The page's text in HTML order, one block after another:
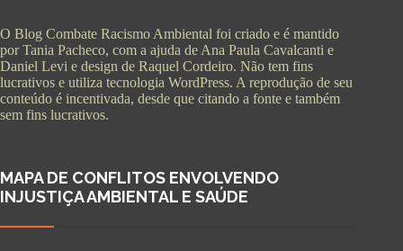
O Blog Combate Racismo Ambiental foi criado e é mantido
por Tania Pacheco, com a ajuda de Ana Paula Cavalcanti e
Daniel Levi e design de Raquel Cordeiro. Não tem fins
lucrativos e utiliza tecnologia WordPress. A reprodução de seu
conteúdo é incentivada, desde que citando a fonte e também
sem fins lucrativos.
MAPA DE CONFLITOS ENVOLVENDO
INJUSTIÇA AMBIENTAL E SAÚDE